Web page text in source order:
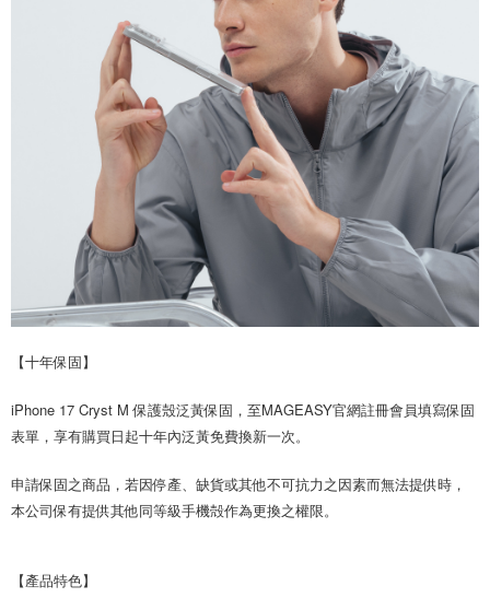
【十年保固】
iPhone 17 Cryst M 保護殼泛黃保固，至MAGEASY官網註冊會員填寫保固
表單，享有購買日起十年內泛黃免費換新一次。
申請保固之商品，若因停產、缺貨或其他不可抗力之因素而無法提供時，
本公司保有提供其他同等級手機殻作為更換之權限。
【產品特色】